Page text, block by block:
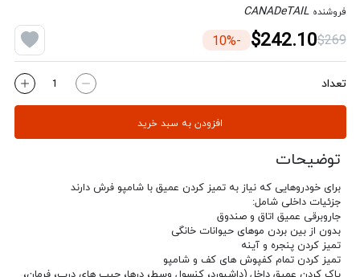
فروشنده CANADeTAIL
$269
$242.10
-10%
تعداد
افزودن به سبد خرید
توضیحات
برای خودروهایی که نیاز به تمیز کردن عمیق با شامپو فرش دارند
جزئیات داخلی شامل:
جاروبرقی عمیق اتاق و صندوق
بدون از بین بردن موهای حیوانات خانگی
تمیز کردن پنجره و آینه
تمیز کردن تمام کفپوش های کف و شامپو